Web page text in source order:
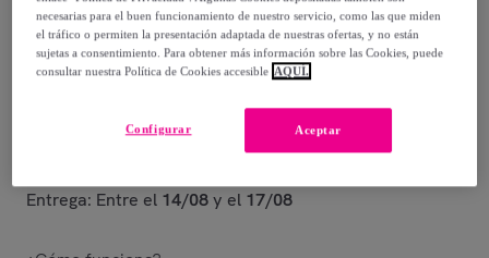
Entrega: Entre el 14/08y el 17/08
necesarias para el buen funcionamiento de nuestro servicio, como las que miden
el tráfico o permiten la presentación adaptada de nuestras ofertas, y no están
sujetas a consentimiento. Para obtener más información sobre las Cookies, puede
consultar nuestra Política de Cookies accesible AQUÍ.
Aceptar
Configurar